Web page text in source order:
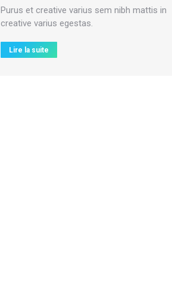
Purus et creative varius sem nibh mattis in
creative varius egestas.
Lire la suite